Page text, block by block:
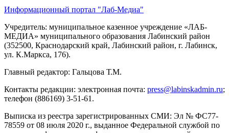
Информационный портал "Лаб-Медиа"
Учредитель: муниципальное казенное учреждение «ЛАБ-
МЕДИА» муниципального образования Лабинский район
(352500, Краснодарский край, Лабинский район, г. Лабинск,
ул. К.Маркса, 176).
Главный редактор: Гальцова Т.М.
Контакты редакции: электронная почта: press@labinskadmin.ru;
телефон (886169) 3-51-61.
Выписка из реестра зарегистрированных СМИ: Эл № ФС77-
78559 от 08 июля 2020 г., выданное Федеральной службой по